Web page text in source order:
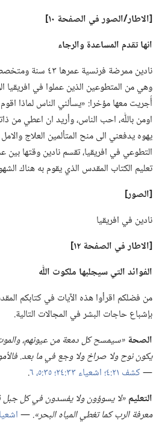
‏[الاطار/‏الصورفي الصفحة ١٠]‏
انها تقدم المساعدة والرجاء
نادين ممرضة فرنسية
وهي من المتطوعين الذين عملوا في افريقيا
أُجريت معها مؤخرا:‏ «يسألني الناس لماذا
اومن باللّٰه،‏ احب الناس،‏ وأريد ان اعطي من
يهوه يدفعني الى منح المتألمين العلاج
التطوعي في افريقيا،‏ تقسم نادين وقتها بين
تعليم الكتاب المقدس الذي يقوم به هناك
‏[الصور]‏
نادين في افريقيا
‏[الاطارفي الصفحة ١٢]‏
الفوائد التي سيجلبها ملكوت اللّٰه
من فضلكم اقرأوا هذه الآيات في كتابكم
بإشباع حاجات البشر في المجالات التالية.‏
الصحة‏«سيمسح كل دمعة من عيونهم،‏
يكون نوح ولا صراخ ولا وجعفيما بعد.‏
—‏كشف ٢١:‏٤؛‏ اشعياء ٣٣:‏٢٤؛‏
‏.‏
التعليم‏«لا يسوؤون ولا يفسدونفيكل جبل
معرفة الرب كما تغطي المياه البحر».‏‏—‏اشعياء